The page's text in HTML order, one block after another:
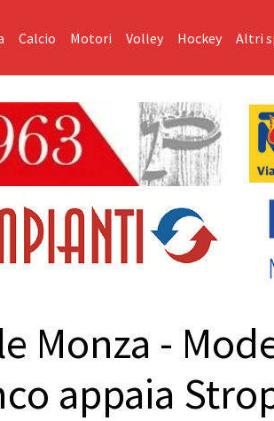
Calcio Motori Volley Hockey Altri
Monza -
appaia